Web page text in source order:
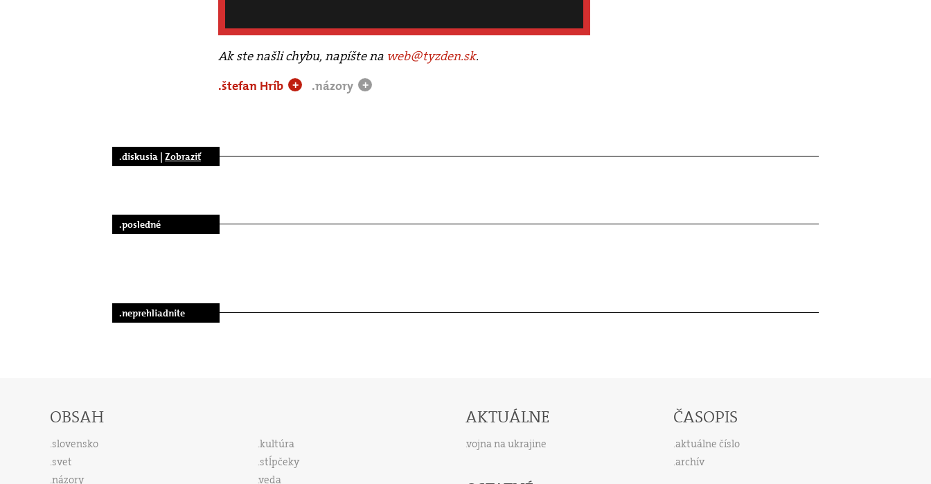
Ak ste našli chybu, napíšte na web@tyzden.sk.
.štefan Hríb
+ .názory +
.diskusia | Zobraziť
.posledné
.neprehliadnite
OBSAH
slovensko
svet
názory
kultúra
stĺpčeky
veda
AKTUÁLNE
vojna na ukrajine
ČASOPIS
aktuálne číslo
archív